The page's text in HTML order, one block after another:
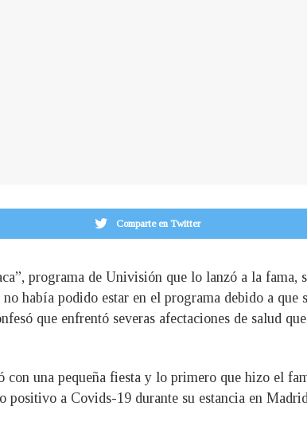
Comparte en Twitter
programa de Univisión que lo lanzó a la fama,
había podido estar en el programa debido a que
que enfrentó severas afectaciones de salud
una pequeña fiesta y lo primero que hizo el
a Covids-19 durante su estancia en